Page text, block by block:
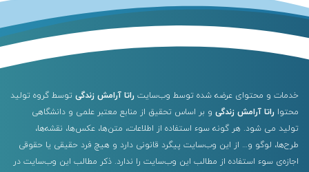
خدمات و محتوای عرضه شده توسط وب‌سایت راتا آرامش زندگی توسط گروه تولید
محتوا راتا آرامش زندگی و بر اساس تحقیق از منابع معتبر علمی و دانشگاهی
تولید می شود. هر گونه سوء استفاده از اطلاعات، متن‌ها، عکس‌ها، نقشه‌ها،
طرح‌ها، لوگو و… از این وب‌سایت پیگرد قانونی دارد و هیچ فرد حقیقی یا حقوقی
اجازه‌ی سوء استفاده از مطالب این وب‌سایت را ندارد. ذکر مطالب این وب‌سایت در